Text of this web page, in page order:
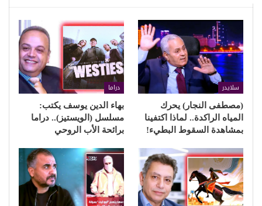
سلايدر
(مصطفى النجار) يحرك
المياه الراكدة.. لماذا اكتفينا
بمشاهدة السقوط البطيء!
دراما
بهاء الدين يوسف يكتب:
مسلسل (الويستيز).. دراما
برائحة الأب الروحي